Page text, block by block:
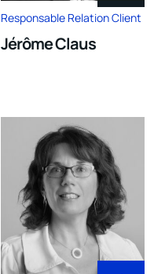
Responsable Relation Client
Jérôme Claus